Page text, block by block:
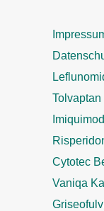
Cytotec
Vaniqa